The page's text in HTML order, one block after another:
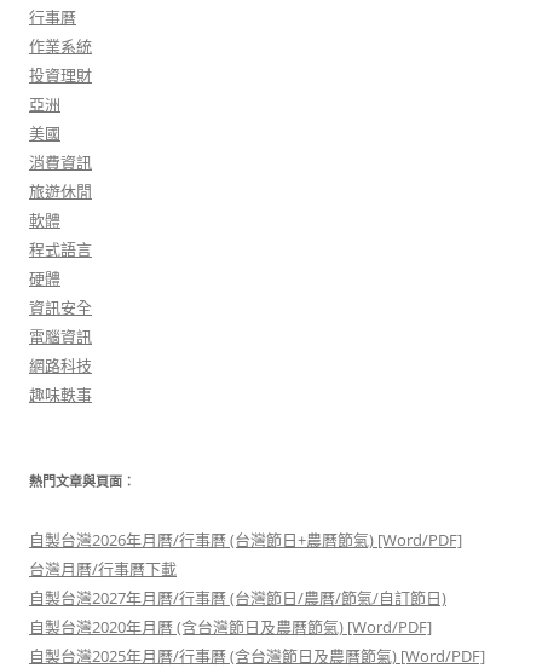
行事曆
作業系統
投資理財
亞洲
美國
消費資訊
旅遊休閒
軟體
程式語言
硬體
資訊安全
電腦資訊
網路科技
趣味軼事
熱門文章與頁面︰
自製台灣2026年月曆/行事曆 (台灣節日+農曆節氣) [Word/PDF]
台灣月曆/行事曆下載
自製台灣2027年月曆/行事曆 (台灣節日/農曆/節氣/自訂節日)
自製台灣2020年月曆 (含台灣節日及農曆節氣) [Word/PDF]
自製台灣2025年月曆/行事曆 (含台灣節日及農曆節氣) [Word/PDF]